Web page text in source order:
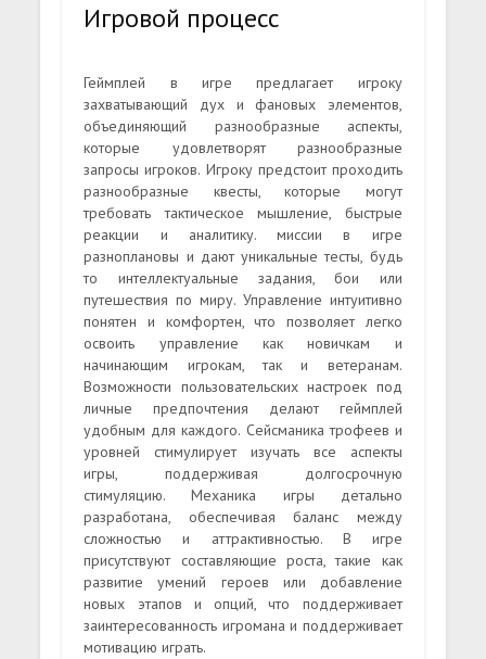
Игровой процесс
Геймплей в игре предлагает игроку
захватывающий дух и фановых элементов,
объединяющий разнообразные аспекты,
которые удовлетворят разнообразные
запросы игроков. Игроку предстоит проходить
разнообразные квесты, которые могут
требовать тактическое мышление, быстрые
реакции и аналитику. миссии в игре
разноплановы и дают уникальные тесты, будь
то интеллектуальные задания, бои или
путешествия по миру. Управление интуитивно
понятен и комфортен, что позволяет легко
освоить управление как новичкам и
начинающим игрокам, так и ветеранам.
Возможности пользовательских настроек под
личные предпочтения делают геймплей
удобным для каждого. Сейсманика трофеев и
уровней стимулирует изучать все аспекты
игры, поддерживая долгосрочную
стимуляцию. Механика игры детально
разработана, обеспечивая баланс между
сложностью и аттрактивностью. В игре
присутствуют составляющие роста, такие как
развитие умений героев или добавление
новых этапов и опций, что поддерживает
заинтересованность игромана и поддерживает
мотивацию играть.